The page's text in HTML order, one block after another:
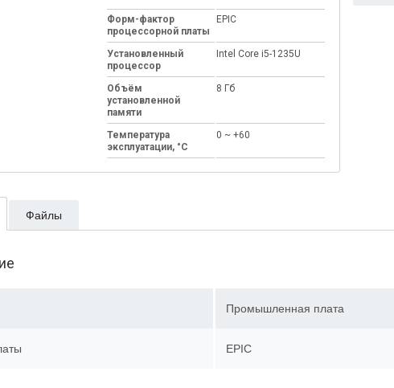
Форм-фактор
процессорной платы
EPIC
Установленный
процессор
Intel Core i5-1235U
Объём
установленной
памяти
8 Гб
Температура
эксплуатации, °C
0 ~ +60
Файлы
Промышленная плата
EPIC